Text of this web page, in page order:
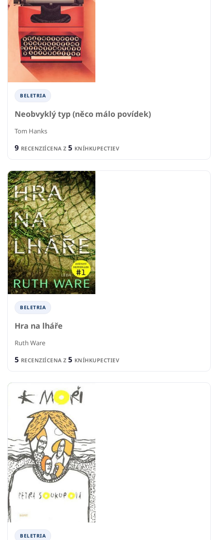
BELETRIA
Neobvyklý typ (něco málo povídek)
Tom Hanks
9 RECENZIÍCENA Z 5 KNÍHKUPECTIEV
BELETRIA
Hra na lháře
Ruth Ware
5 RECENZIÍCENA Z 5 KNÍHKUPECTIEV
BELETRIA